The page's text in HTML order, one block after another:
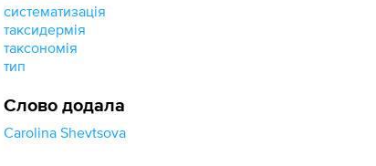
систематизація
таксидермія
таксономія
тип
Слово додала
Carolina Shevtsova